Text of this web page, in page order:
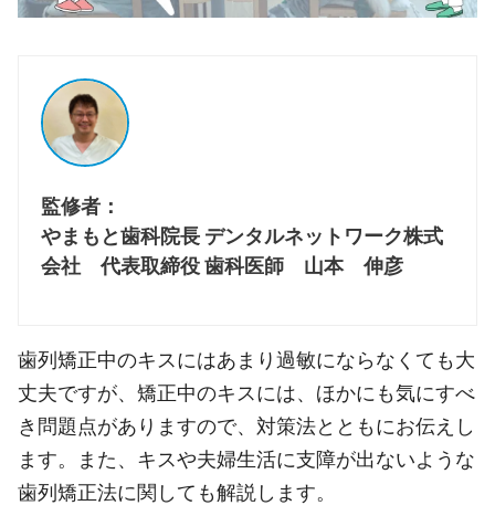
監修者：
やまもと歯科院長 デンタルネットワーク株式
会社 代表取締役 歯科医師 山本 伸彦
歯列矯正中のキスにはあまり過敏にならなくても大
丈夫ですが、矯正中のキスには、ほかにも気にすべ
き問題点がありますので、対策法とともにお伝えし
ます。また、キスや夫婦生活に支障が出ないような
歯列矯正法に関しても解説します。